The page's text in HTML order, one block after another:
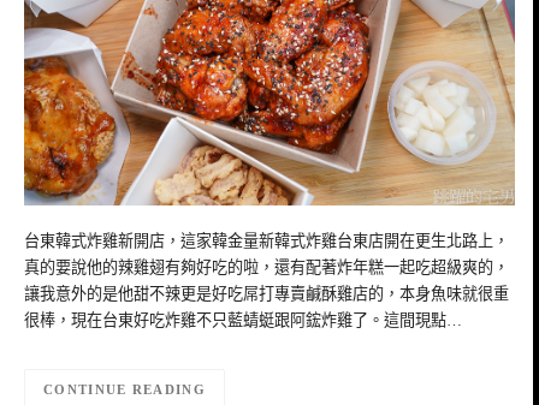
台東韓式炸雞新開店，這家韓金量新韓式炸雞台東店開在更生北路上，
真的要說他的辣雞翅有夠好吃的啦，還有配著炸年糕一起吃超級爽的，
讓我意外的是他甜不辣更是好吃屌打專賣鹹酥雞店的，本身魚味就很重
很棒，現在台東好吃炸雞不只藍蜻蜓跟阿鋐炸雞了。這間現點…
CONTINUE READING